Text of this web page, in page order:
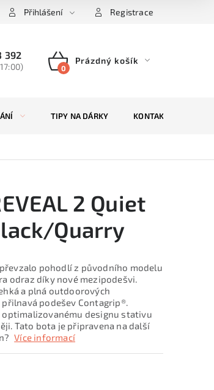
Přihlášení Registrace
392
NÁKUPNÍ
Prázdný košík
TIPY NA DÁRKY KONTAKTY
2 Quiet
Quarry
převzalo pohodlí z původního modelu
odraz díky nové mezipodešvi.
a plná outdoorových
podešev Contagrip®.
optimalizovanému designu stativu
Tato bota je připravena na další
Více informací